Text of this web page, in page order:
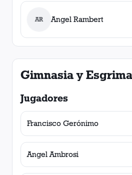
AR Angel Rambert
Gimnasia y
Jugadores
Francisco Gerónimo
Angel Ambrosi